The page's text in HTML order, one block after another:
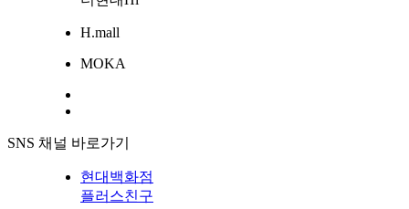
H.mall
MOKA
SNS 채널 바로가기
현대백화점
플러스친구